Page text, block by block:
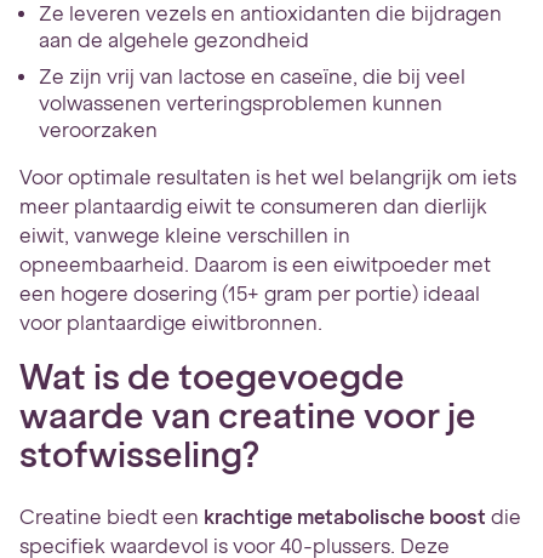
Ze leveren vezels en antioxidanten die bijdragen
aan de algehele gezondheid
Ze zijn vrij van lactose en caseïne, die bij veel
volwassenen verteringsproblemen kunnen
veroorzaken
Voor optimale resultaten is het wel belangrijk om iets
meer plantaardig eiwit te consumeren dan dierlijk
eiwit, vanwege kleine verschillen in
opneembaarheid. Daarom is een eiwitpoeder met
een hogere dosering (15+ gram per portie) ideaal
voor plantaardige eiwitbronnen.
Wat is de toegevoegde
waarde van creatine voor je
stofwisseling?
Creatine biedt een krachtige metabolische boost die
specifiek waardevol is voor 40-plussers. Deze